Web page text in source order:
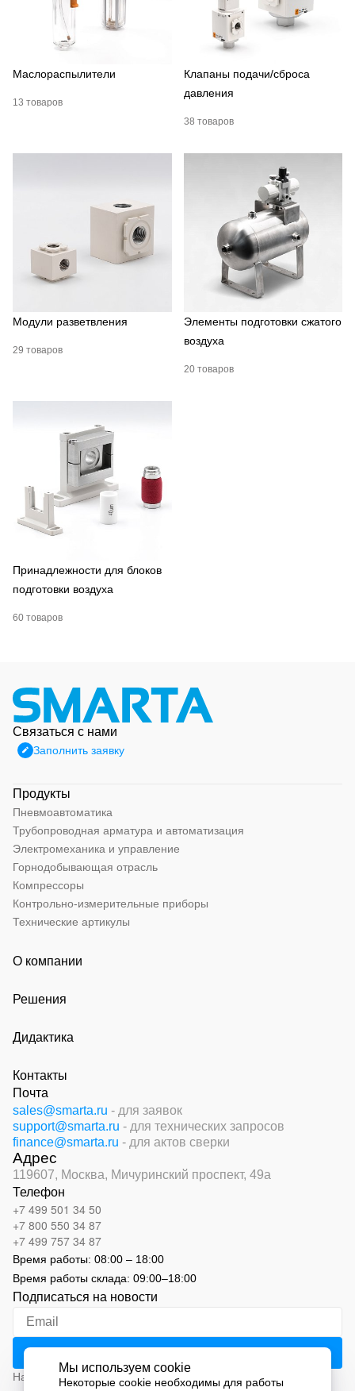
Маслораспылители
13 товаров
Клапаны подачи/сброса
давления
38 товаров
Модули разветвления
29 товаров
Элементы подготовки сжатого
воздуха
20 товаров
Принадлежности для блоков
подготовки воздуха
60 товаров
Связаться с нами
Заполнить заявку
Продукты
Пневмоавтоматика
Трубопроводная арматура и автоматизация
Электромеханика и управление
Горнодобывающая отрасль
Компрессоры
Контрольно-измерительные приборы
Технические артикулы
О компании
Решения
Дидактика
Контакты
Почта
sales@smarta.ru - для заявок
support@smarta.ru - для технических запросов
finance@smarta.ru - для актов сверки
Адрес
119607, Москва, Мичуринский проспект, 49а
Телефон
+7 499 501 34 50
+7 800 550 34 87
+7 499 757 34 87
Время работы: 08:00 – 18:00
Время работы склада: 09:00–18:00
Подписаться на новости
Нажимая на кнопку «Подписаться», вы соглашаетесь с
Мы используем cookie
Некоторые cookie необходимы для работы